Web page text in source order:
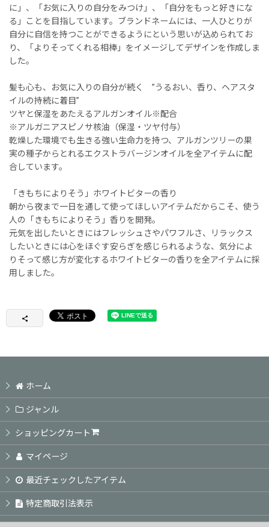
に」、「お気に入りの自分をみつけ」、「自分をもっと好きにな
る」ことを目指しています。ブランドネームには、一人ひとりが
自分に自信を持つことができるようにという思いが込められてお
り、「よりそってくれる相棒」をイメージしてデザインを作成しま
した。
髪も心も、お気に入りの自分が続く ”うるおい、香り、ヘアスタ
イルの持続に着目”
ツヤと保湿をあたえるアルガンオイル※配合
※アルガニアスピノサ核油（保湿・ツヤ付与）
乾燥した環境でも生きる強い生命力を持つ、アルガンツリーの果
実の種子からとれるエクストラバージンオイルを全アイテムに配
合しています。
「きもちによりそう」ホワイトビターの香り
朝から夜まで一日を通して使ってほしいアイテムだからこそ、使う
人の「きもちによりそう」香りを開発。
元気を出したいときにはフレッシュさやパワフルさ、リラックス
したいときには心をほぐす安らぎを感じられるような、気分によ
りそって感じ方が変化するホワイトビターの香りを全アイテムに採
用しました。
ホーム
ジャンル
ショッピングカート
マイページ
最近チェックしたアイテム
特定商取引法表示